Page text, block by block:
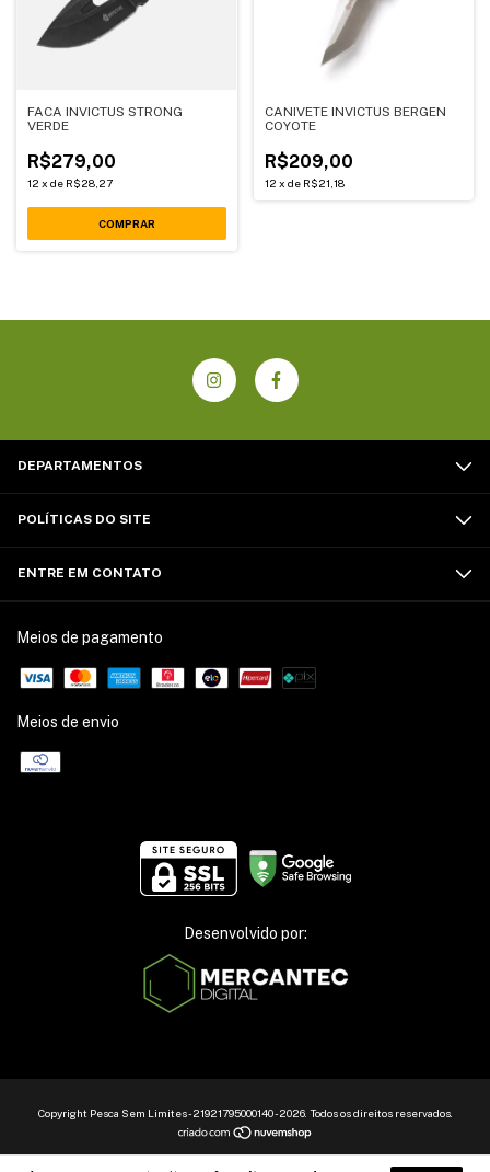
FACA INVICTUS STRONG
VERDE
R$279,00
12 x de R$28,27
CANIVETE INVICTUS BERGEN
COYOTE
R$209,00
12 x de R$21,18
DEPARTAMENTOS
POLÍTICAS DO SITE
ENTRE EM CONTATO
Meios de pagamento
Meios de envio
Desenvolvido por:
Copyright Pesca Sem Limites - 21921795000140 - 2026. Todos os direitos reservados.